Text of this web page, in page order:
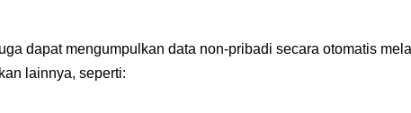
dapat mengumpulkan data non-pribadi secara otomatis
lainnya, seperti: